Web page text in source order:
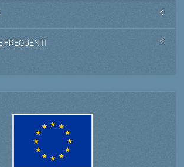
FREQUENTI